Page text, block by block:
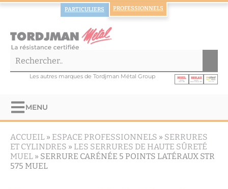
PARTICULIERS PROFESSIONNELS
Les autres marques de Tordjman Métal Group
MENU
ACCUEIL » ESPACE PROFESSIONNELS » SERRURES
ET CYLINDRES » LES SERRURES DE HAUTE SÛRETÉ
MUEL » SERRURE CARÉNÉE 5 POINTS LATÉRAUX STR
575 MUEL